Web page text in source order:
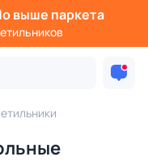
выше паркета
Потолочные